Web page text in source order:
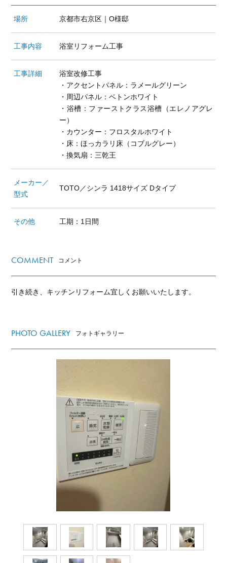
場所 京都市右京区｜O様邸
工事内容 浴室リフォーム工事
工事詳細
浴室改修工事
・アクセントパネル：ラメールグリーン
・周辺パネル：ベトンホワイト
・浴槽：ファーストクラス浴槽（エレノアグレ
ー）
・カウンター：フロスタルホワイト
・床：ほっカラリ床（コブルグレー）
・換気扇：三乾王
メーカー／
型式
TOTO／シンラ 1418サイズ Dタイプ
その他 工期：1日間
COMMENT コメント
引き続き、キッチンリフォーム宜しくお願いいたします。
PHOTO GALLERY フォトギャラリー